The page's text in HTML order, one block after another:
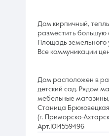
Дом кирпичный,
разместить большую
Площадь земельного
Все коммуникации
Дом расположен в
детский сад. Рядом
мебельные
Станица
(г. Приморско-
Арт.1014559496